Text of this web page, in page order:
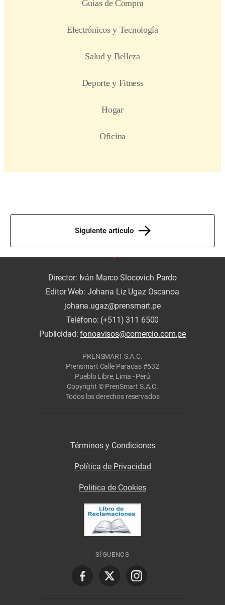
Siguiente artículo
Director: Iván Marco Slocovich Pardo
Editor Web: Johana Liz Ugaz Oscanoa
johana.ugaz@prensmart.pe
Teléfono: (+511) 311 6500
Publicidad:fonoavisos@comercio.com.pe
PRENSMART S.A.C.
Prensmart Calle Paracas #532
Pueblo Libre, Lima - Perú
Copyright © PrenSmart S.A.C.
Todos los derechos reservados
Términos y Condiciones
Política de Privacidad
Politica de Cookies
SÍGUENOS